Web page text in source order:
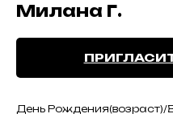
Милана Г.
День Рождения(возраст)/